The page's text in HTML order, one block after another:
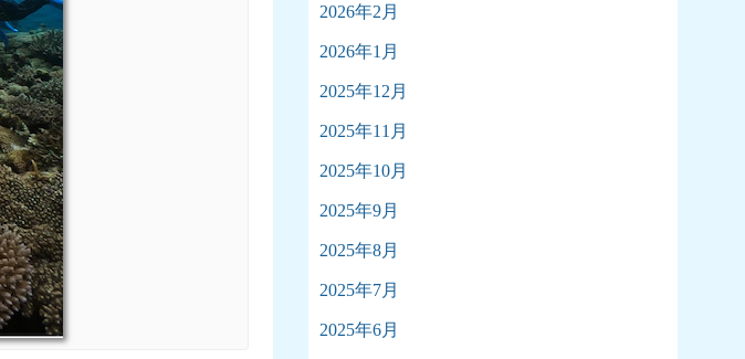
2026年2月
2026年1月
2025年12月
2025年11月
2025年10月
2025年9月
2025年8月
2025年7月
2025年6月